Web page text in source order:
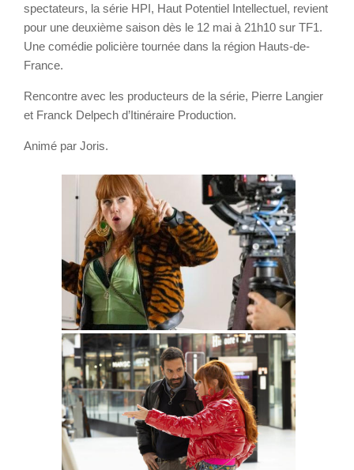
spectateurs, la série HPI, Haut Potentiel Intellectuel, revient
pour une deuxième saison dès le 12 mai à 21h10 sur TF1.
Une comédie policière tournée dans la région Hauts-de-
France.
Rencontre avec les producteurs de la série, Pierre Langier
et Franck Delpech d’Itinéraire Production.
Animé par Joris.